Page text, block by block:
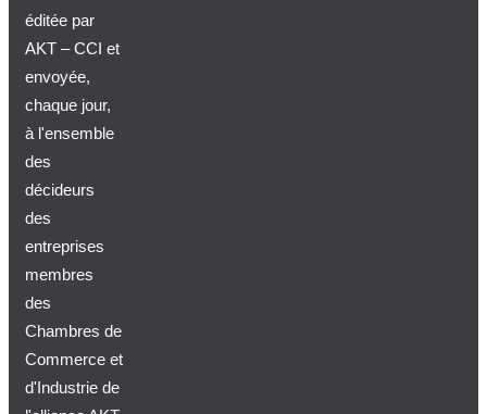
éditée par
AKT – CCI et
envoyée,
chaque jour,
à l'ensemble
des
décideurs
des
entreprises
membres
des
Chambres de
Commerce et
d'Industrie de